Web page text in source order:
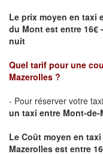
Le prix moyen en taxi
du Mont est entre 16€
nuit
Quel tarif pour une
Mazerolles ?
- Pour réserver votre
un taxi entre Mont-de-
Le Coût moyen en
Mazerolles est entre